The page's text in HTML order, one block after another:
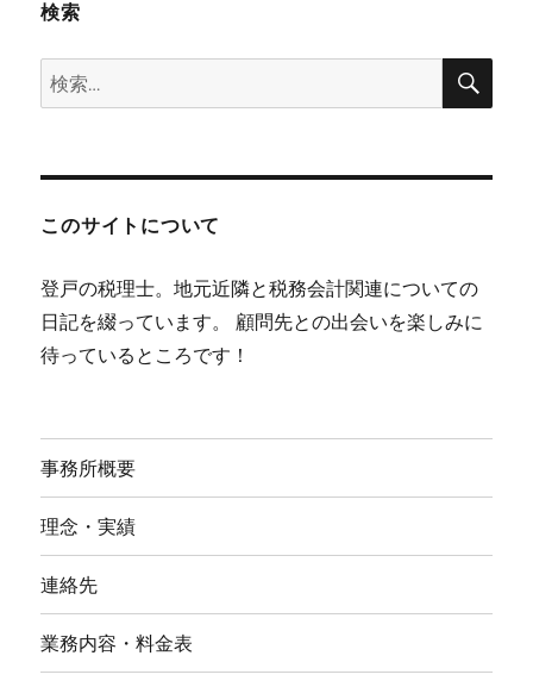
検索
検
索:
検
このサイトについて
登戸の税理士。地元近隣と税務会計関連についての
日記を綴っています。 顧問先との出会いを楽しみに
待っているところです！
事務所概要
理念・実績
連絡先
業務内容・料金表